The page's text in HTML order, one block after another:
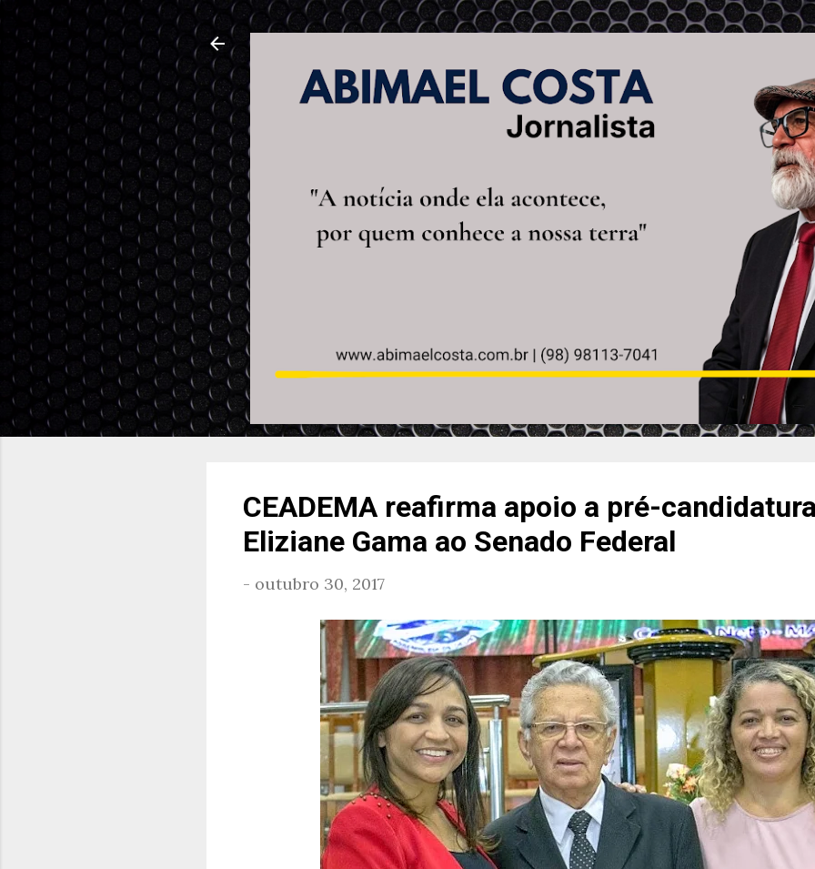
Pular para o conteúdo principal
CEADEMA reafirma apoio a pré-
Eliziane Gama ao Senado Federal
- outubro 30, 2017